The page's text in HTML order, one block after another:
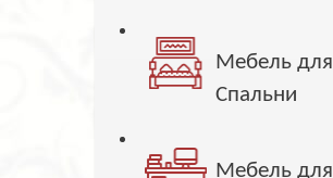
Мебель для
Спальни
Мебель для